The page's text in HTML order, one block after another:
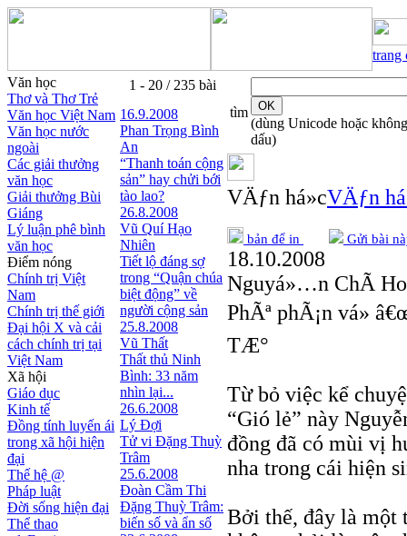
trang
Văn học
Thơ và Thơ Trẻ
Văn học Việt Nam
Văn học nước
ngoài
Các giải thưởng
văn học
Giải thưởng Bùi
Giáng
Lý luận phê bình
văn học
Điểm nóng
Chính trị Việt
Nam
Chính trị thế giới
Đại hội X và cải
cách chính trị tại
Việt Nam
Xã hội
Giáo dục
Kinh tế
Đồng tính luyến ái
trong xã hội hiện
đại
Thế hệ @
Pháp luật
Đời sống hiện đại
Thể thao
1 - 20 / 235 bài
16.9.2008
Phan Trọng Bình
An
“Thanh toán cộng
sản” hay chửi bới
tào lao?
26.8.2008
Vũ Quí Hạo
Nhiên
Tiết lộ đáng sợ
trong “Quận chúa
biệt động” về
người cộng sản
25.8.2008
Vũ Thất
Thất thủ Ninh
Bình: 33 năm
nhìn lại...
26.6.2008
Lý Đợi
Tử vi Đặng Thuỳ
Trâm
25.6.2008
Đoàn Cầm Thi
Đặng Thuỳ Trâm:
biến số và ẩn số
tìm
(dùng Unicode hoặc không
dấu)
VÄƒn há»cVÄƒn
bản để in Gửi bài
18.10.2008
Nguyá»…n ChÃ­
PhÃª phÃ¡n vá»
TÆ°
Từ bỏ việc kể
“Gió lẻ” này
đồng đã có mùi vị
nha trong cái hiện
Bởi thế, đây là một